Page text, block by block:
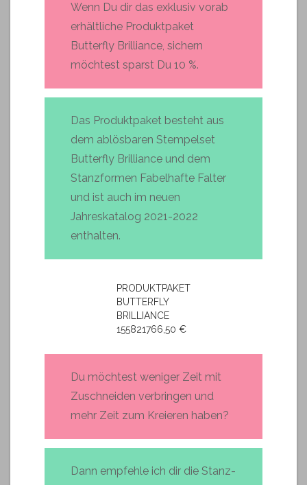
Wenn Du dir das exklusiv vorab
erhältliche Produktpaket
Butterfly Brilliance, sichern
möchtest sparst Du 10 %.
Das Produktpaket besteht aus
dem ablösbaren Stempelset
Butterfly Brilliance und dem
Stanzformen Fabelhafte Falter
und ist auch im neuen
Jahreskatalog 2021-2022
enthalten.
PRODUKTPAKET
BUTTERFLY
BRILLIANCE
155821766,50 €
Du möchtest weniger Zeit mit
Zuschneiden verbringen und
mehr Zeit zum Kreieren haben?
Dann empfehle ich dir die Stanz-